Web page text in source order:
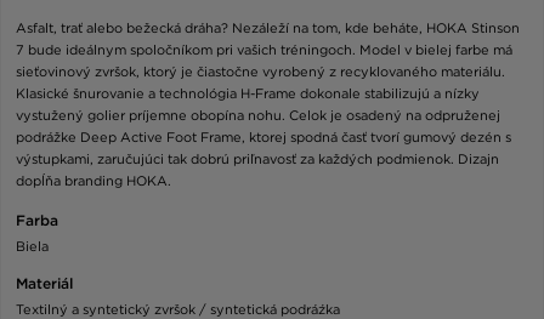
Asfalt, trať alebo bežecká dráha? Nezáleží na tom, kde beháte, HOKA Stinson
7 bude ideálnym spoločníkom pri vašich tréningoch. Model v bielej farbe má
sieťovinový zvršok, ktorý je čiastočne vyrobený z recyklovaného materiálu.
Klasické šnurovanie a technológia H-Frame dokonale stabilizujú a nízky
vystužený golier príjemne obopína nohu. Celok je osadený na odpruženej
podrážke Deep Active Foot Frame, ktorej spodná časť tvorí gumový dezén s
výstupkami, zaručujúci tak dobrú priľnavosť za každých podmienok. Dizajn
dopĺňa branding HOKA.
Farba
Biela
Materiál
Textilný a syntetický zvršok / syntetická podráźka